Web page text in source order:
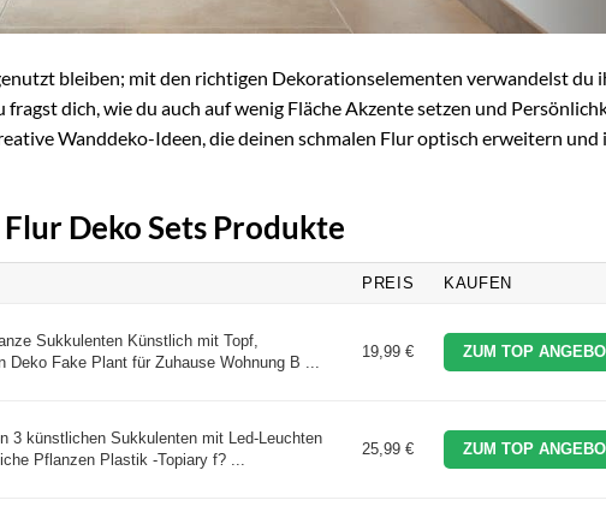
bleiben; mit den richtigen Dekorationselementen verwandelst du
dich, wie du auch auf wenig Fläche Akzente setzen und
Wanddeko-Ideen, die deinen schmalen Flur optisch erweitern und
Deko Sets Produkte
PREIS KAUFEN
Sukkulenten Künstlich mit Topf,
Deko Fake Plant für Zuhause Wohnung B ...
19,99 € ZUM TOP
3 künstlichen Sukkulenten mit Led-Leuchten
Pflanzen Plastik -Topiary f? ...
25,99 € ZUM TOP